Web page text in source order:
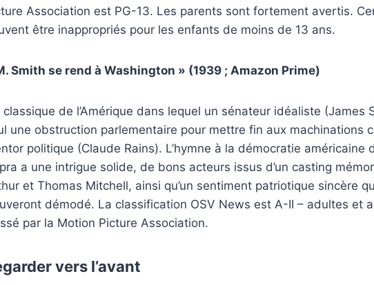
Association est PG-13. Les parents sont fortement avertis.
être inappropriés pour les enfants de moins de 13 ans.
Smith se rend à Washington » (1939 ; Amazon Prime)
classique de l’Amérique dans lequel un sénateur idéaliste (James
une obstruction parlementaire pour mettre fin aux machinations
politique (Claude Rains). L’hymne à la démocratie américaine
a une intrigue solide, de bons acteurs issus d’un casting
et Thomas Mitchell, ainsi qu’un sentiment patriotique sincère
démodé. La classification OSV News est A-II – adultes et
par la Motion Picture Association.
vers l’avant